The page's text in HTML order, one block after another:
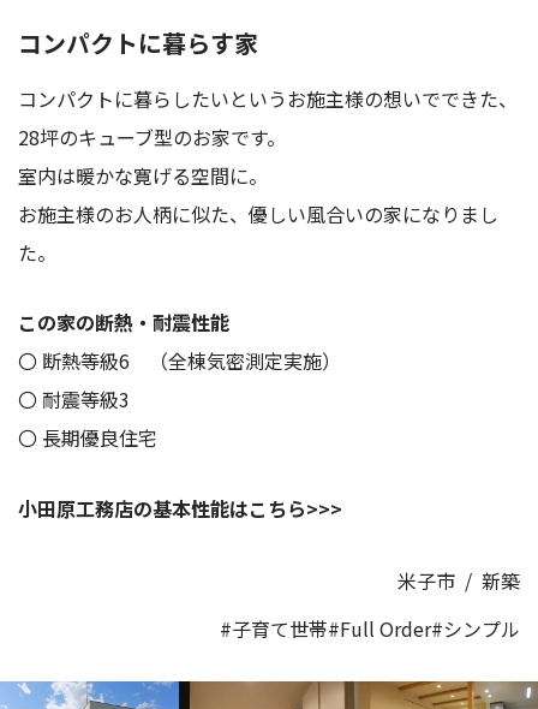
コンパクトに暮らす家
コンパクトに暮らしたいというお施主様の想いでできた、
28坪のキューブ型のお家です。
室内は暖かな寛げる空間に。
お施主様のお人柄に似た、優しい風合いの家になりまし
た。
この家の断熱・耐震性能
〇 断熱等級6 （全棟気密測定実施）
〇 耐震等級3
〇 長期優良住宅
小田原工務店の基本性能はこちら>>>
米子市 / 新築
#子育て世帯#Full Order#シンプル